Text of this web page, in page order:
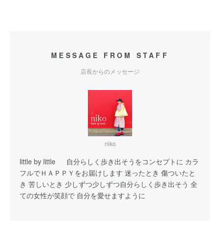
MESSAGE FROM STAFF
店長からのメッセージ
niko
little by little 自分らしく歩き出そうをコンセプトに カラ
フルでＨＡＰＰＹをお届けします 迷ったとき 傷ついたと
き 苦しいとき 少しずつ少しずつ自分らしく歩き出そう 全
ての女性が笑顔で 自分を愛せますように